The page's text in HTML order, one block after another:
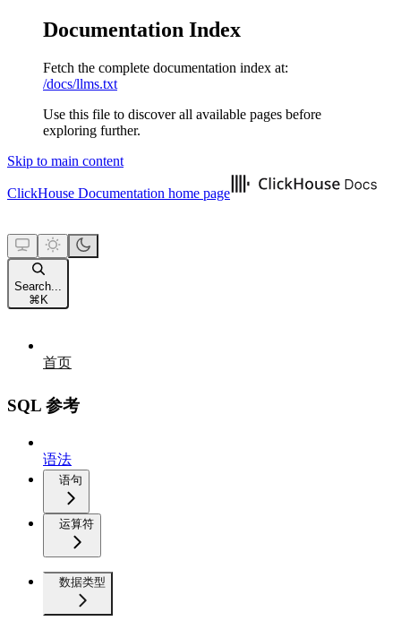
Documentation Index
Fetch the complete documentation index at:
/docs/llms.txt
Use this file to discover all available pages before
exploring further.
Skip to main content
ClickHouse Documentation home page
Search...
⌘ K
首页
SQL 参考
语法
语句
运算符
数据类型